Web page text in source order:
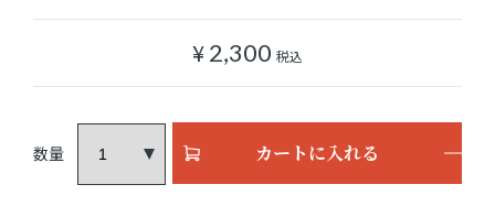
¥2,300 税込
カートに入れる